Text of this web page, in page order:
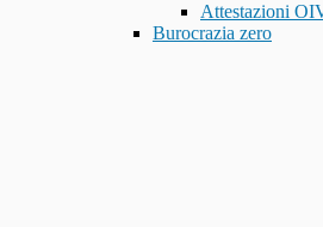
Attestazioni
Burocrazia zero